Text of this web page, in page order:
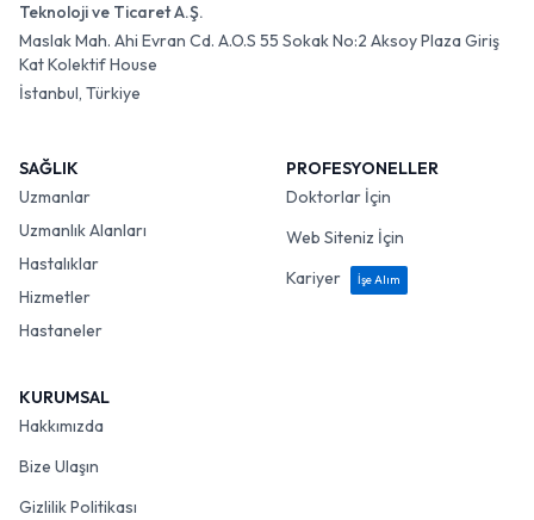
Teknoloji ve Ticaret A.Ş.
Maslak Mah. Ahi Evran Cd. A.O.S 55 Sokak No:2 Aksoy Plaza Giriş
Kat Kolektif House
İstanbul, Türkiye
SAĞLIK
Uzmanlar
Uzmanlık Alanları
Hastalıklar
Hizmetler
Hastaneler
PROFESYONELLER
Doktorlar İçin
Web Siteniz İçin
Kariyer
İşe Alım
KURUMSAL
Hakkımızda
Bize Ulaşın
Gizlilik Politikası